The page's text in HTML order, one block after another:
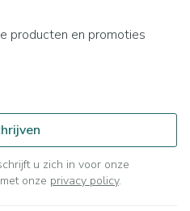
producten en promoties
u zich in voor onze
onze privacy policy.